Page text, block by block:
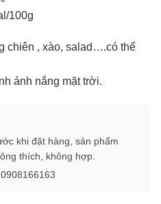
100g
chiên , xào, salad….có thể
ánh nắng mặt trời.
khi đặt hàng, sản phẩm
thích, không hợp.